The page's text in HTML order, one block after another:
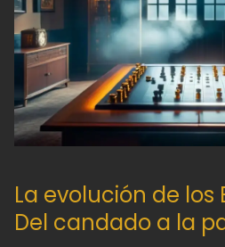
La evolución de los
Del candado a la